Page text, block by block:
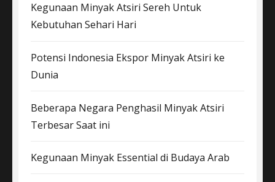
Kegunaan Minyak Atsiri Sereh Untuk
Kebutuhan Sehari Hari
Potensi Indonesia Ekspor Minyak Atsiri ke
Dunia
Beberapa Negara Penghasil Minyak Atsiri
Terbesar Saat ini
Kegunaan Minyak Essential di Budaya Arab